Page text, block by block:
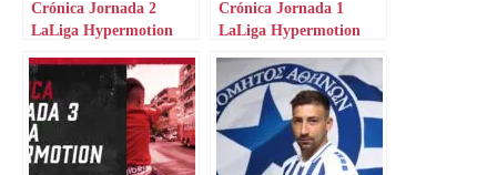
Crónica Jornada 2
LaLiga Hypermotion
Crónica Jornada 1
LaLiga Hypermotion